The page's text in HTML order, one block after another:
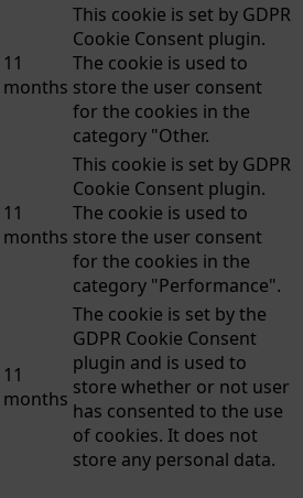
11
months
This cookie is set by GDPR
Cookie Consent plugin.
The cookie is used to
store the user consent
for the cookies in the
category "Other.
11
months
This cookie is set by GDPR
Cookie Consent plugin.
The cookie is used to
store the user consent
for the cookies in the
category "Performance".
11
months
The cookie is set by the
GDPR Cookie Consent
plugin and is used to
store whether or not user
has consented to the use
of cookies. It does not
store any personal data.